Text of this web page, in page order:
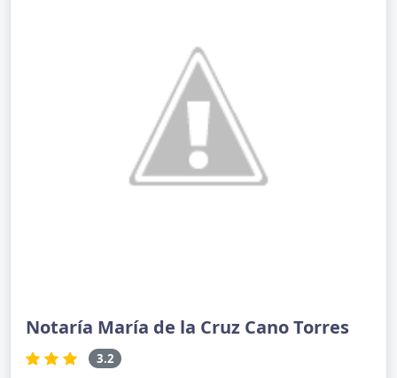
Notaría María de la Cruz Cano Torres
3.2